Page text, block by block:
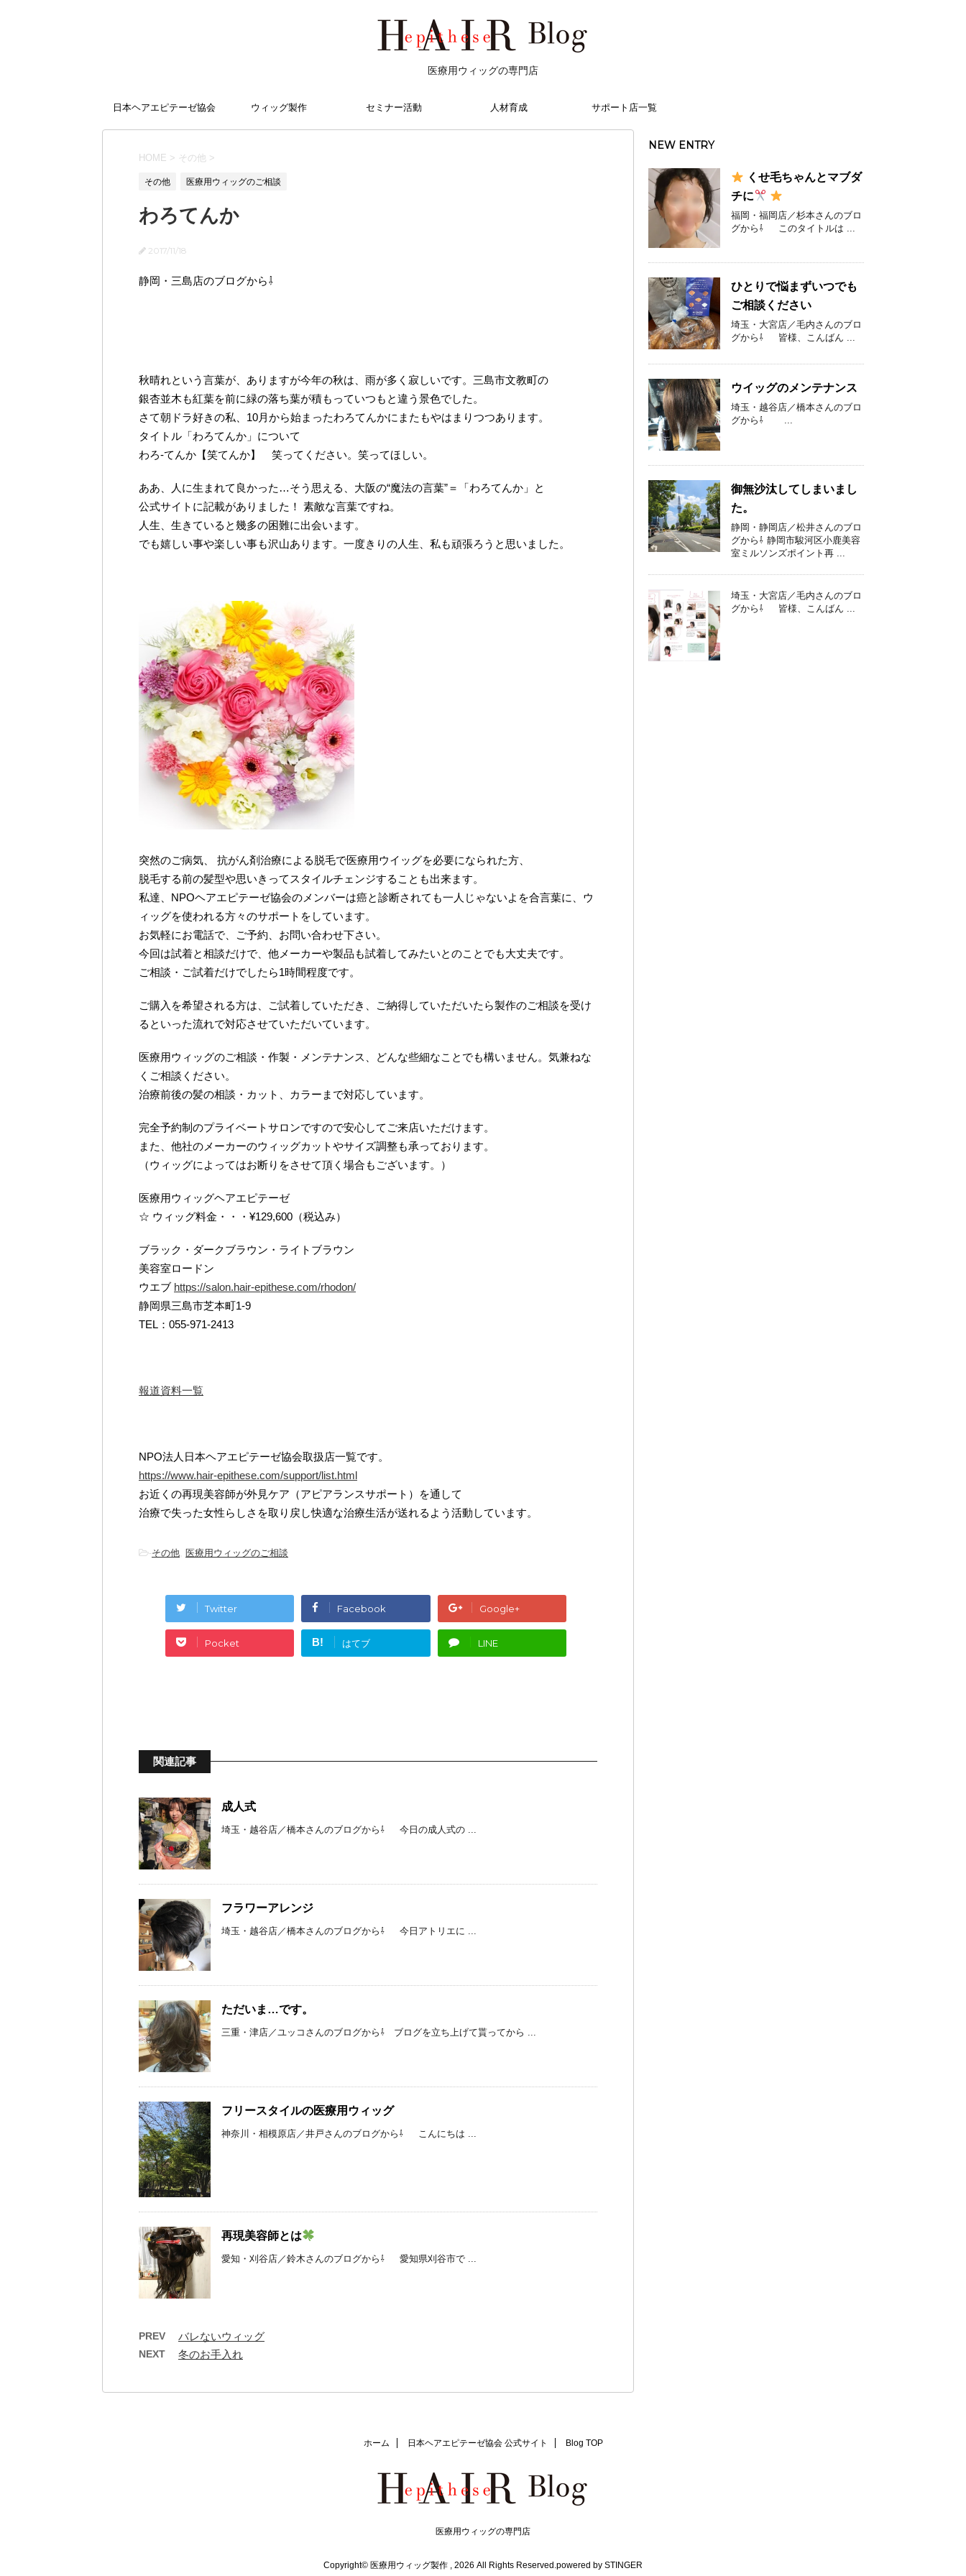
医療用ウィッグの専門店
日本ヘアエピテーゼ協会 ウィッグ製作 セミナー活動 人材育成 サポート店一覧
HOME > その他 >
その他 医療用ウィッグのご相談
わろてんか
2017/11/18
静岡・三島店のブログから⇩
秋晴れという言葉が、ありますが今年の秋は、雨が多く寂しいです。三島市文教町の
銀杏並木も紅葉を前に緑の落ち葉が積もっていつもと違う景色でした。
さて朝ドラ好きの私、10月から始まったわろてんかにまたもやはまりつつあります。
タイトル「わろてんか」について
わろ‐てんか【笑てんか】 笑ってください。笑ってほしい。
ああ、人に生まれて良かった…そう思える、大阪の“魔法の言葉”＝「わろてんか」と
公式サイトに記載がありました！ 素敵な言葉ですね。
人生、生きていると幾多の困難に出会います。
でも嬉しい事や楽しい事も沢山あります。一度きりの人生、私も頑張ろうと思いました。
突然のご病気、 抗がん剤治療による脱毛で医療用ウイッグを必要になられた方、
脱毛する前の髪型や思いきってスタイルチェンジすることも出来ます。
私達、NPOヘアエピテーゼ協会のメンバーは癌と診断されても一人じゃないよを合言葉に、ウ
ィッグを使われる方々のサポートをしています。
お気軽にお電話で、ご予約、お問い合わせ下さい。
今回は試着と相談だけで、他メーカーや製品も試着してみたいとのことでも大丈夫です。
ご相談・ご試着だけでしたら1時間程度です。
ご購入を希望される方は、ご試着していただき、ご納得していただいたら製作のご相談を受け
るといった流れで対応させていただいています。
医療用ウィッグのご相談・作製・メンテナンス、どんな些細なことでも構いません。気兼ねな
くご相談ください。
治療前後の髪の相談・カット、カラーまで対応しています。
完全予約制のプライベートサロンですので安心してご来店いただけます。
また、他社のメーカーのウィッグカットやサイズ調整も承っております。
（ウィッグによってはお断りをさせて頂く場合もございます。）
医療用ウィッグヘアエピテーゼ
☆ ウィッグ料金・・・¥129,600（税込み）
ブラック・ダークブラウン・ライトブラウン
美容室ロードン
ウエブ https://salon.hair-epithese.com/rhodon/
静岡県三島市芝本町1-9
TEL：055-971-2413
報道資料一覧
NPO法人日本ヘアエピテーゼ協会取扱店一覧です。
https://www.hair-epithese.com/support/list.html
お近くの再現美容師が外見ケア（アピアランスサポート）を通して
治療で失った女性らしさを取り戻し快適な治療生活が送れるよう活動しています。
-その他, 医療用ウィッグのご相談
Twitter Facebook Google+
Pocket B! はてブ LINE
関連記事
成人式
埼玉・越谷店／橋本さんのブログから⇩ 今日の成人式の ...
フラワーアレンジ
埼玉・越谷店／橋本さんのブログから⇩ 今日アトリエに ...
ただいま…です。
三重・津店／ユッコさんのブログから⇩ ブログを立ち上げて貰ってから ...
フリースタイルの医療用ウィッグ
神奈川・相模原店／井戸さんのブログから⇩ こんにちは ...
再現美容師とは
愛知・刈谷店／鈴木さんのブログから⇩ 愛知県刈谷市で ...
PREV バレないウィッグ
NEXT 冬のお手入れ
NEW ENTRY
くせ毛ちゃんとマブダ
チに
福岡・福岡店／杉本さんのブロ
グから⇩ このタイトルは ...
ひとりで悩まずいつでも
ご相談ください
埼玉・大宮店／毛内さんのブロ
グから⇩ 皆様、こんばん ...
ウイッグのメンテナンス
埼玉・越谷店／橋本さんのブロ
グから⇩ ...
御無沙汰してしまいまし
た。
静岡・静岡店／松井さんのブロ
グから⇩ 静岡市駿河区小鹿美容
室ミルソンズポイント再 ...
埼玉・大宮店／毛内さんのブロ
グから⇩ 皆様、こんばん ...
ホーム 日本ヘアエピテーゼ協会 公式サイト Blog TOP
医療用ウィッグの専門店
Copyright© 医療用ウィッグ製作 , 2026 All Rights Reserved.powered by STINGER